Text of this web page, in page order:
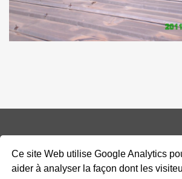
Ce site Web utilise Google Analytics
aider à analyser la façon dont les
© 2026 Addax & Oryx Foundation —
La Fondation Projets Actualités